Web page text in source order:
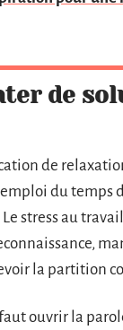
de
de
du temps
stress au
la partition
ouvrir la